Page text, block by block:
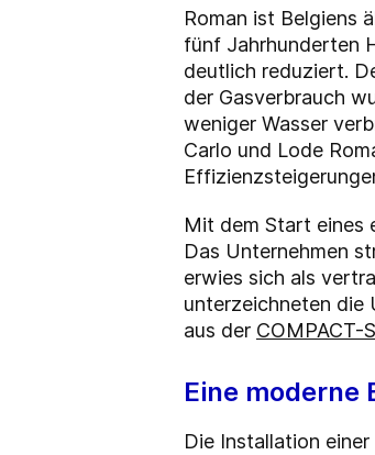
Roman ist Belgiens
fünf Jahrhunderten
deutlich reduziert.
der Gasverbrauch
weniger Wasser
Carlo und Lode
Mit dem Start eines
Das Unternehmen
erwies sich als
unterzeichneten die
aus der COMPACT-
Eine moderne
Die Installation